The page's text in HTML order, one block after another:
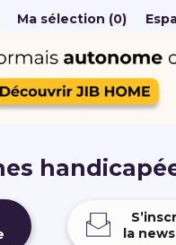
Ma sélection (0)
la